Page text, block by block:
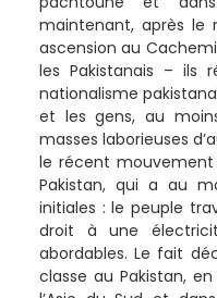
maintenant, après le
ascension au
les Pakistanais – ils
nationalisme
et les gens, au
masses laborieuses
le récent
Pakistan, qui a au
initiales : le peuple
droit à une
abordables. Le fait
classe au Pakistan,